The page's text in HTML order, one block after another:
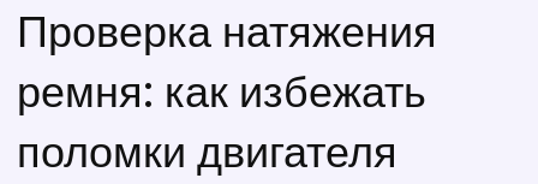
Проверка натяжения
ремня: как избежать
поломки двигателя